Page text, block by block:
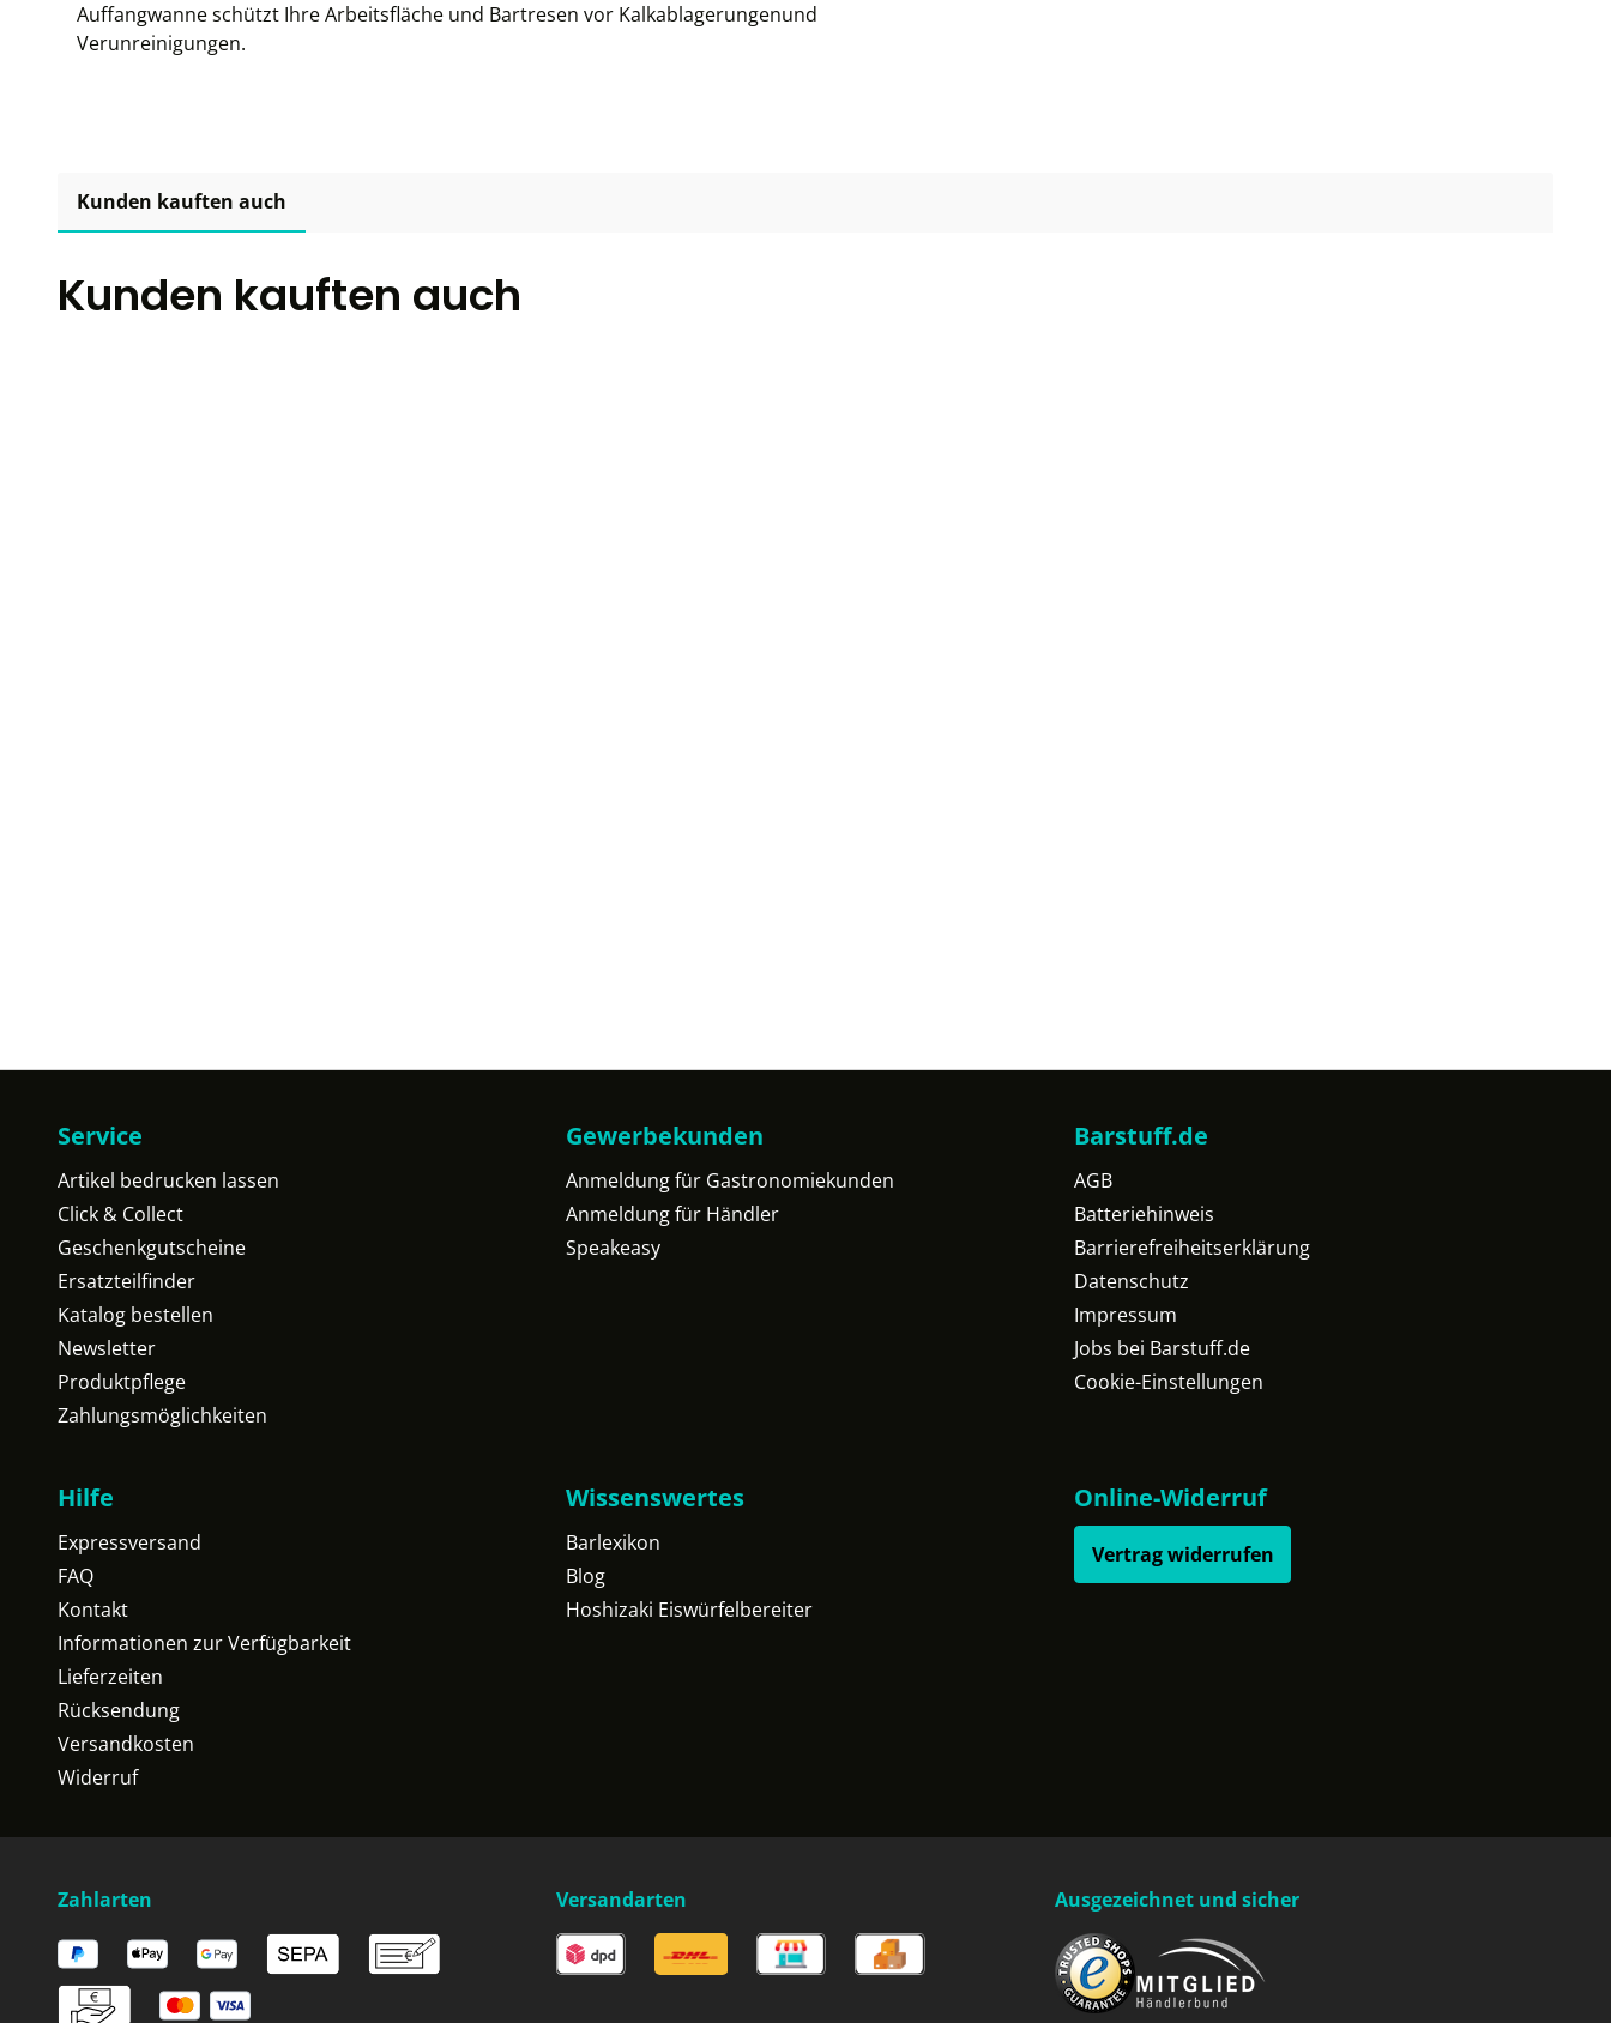
Auffangwanne schützt Ihre Arbeitsfläche und Bartresen vor Kalkablagerungenund
Verunreinigungen.
Kunden kauften auch
Kunden kauften auch
Service
Artikel bedrucken lassen
Click & Collect
Geschenkgutscheine
Ersatzteilfinder
Katalog bestellen
Newsletter
Produktpflege
Zahlungsmöglichkeiten
Gewerbekunden
Anmeldung für Gastronomiekunden
Anmeldung für Händler
Speakeasy
Barstuff.de
AGB
Batteriehinweis
Barrierefreiheitserklärung
Datenschutz
Impressum
Jobs bei Barstuff.de
Cookie-Einstellungen
Hilfe
Expressversand
FAQ
Kontakt
Informationen zur Verfügbarkeit
Lieferzeiten
Rücksendung
Versandkosten
Widerruf
Wissenswertes
Barlexikon
Blog
Hoshizaki Eiswürfelbereiter
Online-Widerruf
Vertrag widerrufen
Zahlarten Versandarten Ausgezeichnet und sicher